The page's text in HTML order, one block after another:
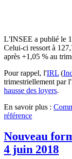
L'INSEE a publié le
Celui-ci ressort à
après +1,05 % au
Pour rappel, l'IRL (
trimestriellement par
hausse des loyers.
En savoir plus :
référence
Nouveau
4 juin 2018